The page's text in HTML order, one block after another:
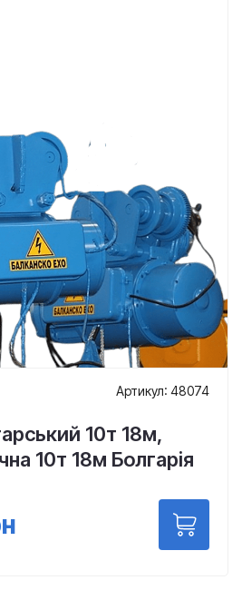
Артикул: 48074
10т 18м,
10т 18м Болгарія